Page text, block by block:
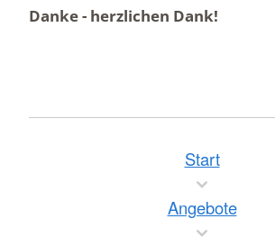
Danke - herzlichen Dank!
Start
Angebote